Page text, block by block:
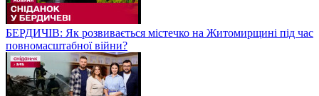
БЕРДИЧІВ: Як розвивається містечко на Житомирщині під час
повномасштабної війни?